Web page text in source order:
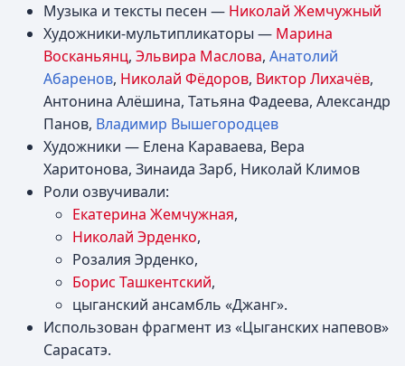
Музыка и тексты песен — Николай Жемчужный
Художники-мультипликаторы — Марина
Восканьянц, Эльвира Маслова, Анатолий
Абаренов, Николай Фёдоров, Виктор Лихачёв,
Антонина Алёшина, Татьяна Фадеева, Александр
Панов, Владимир Вышегородцев
Художники — Елена Караваева, Вера
Харитонова, Зинаида Зарб, Николай Климов
Роли озвучивали:
Екатерина Жемчужная,
Николай Эрденко,
Розалия Эрденко,
Борис Ташкентский,
цыганский ансамбль «Джанг».
Использован фрагмент из «Цыганских напевов»
Сарасатэ.